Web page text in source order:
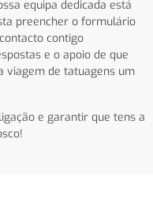
equipa dedicada está
preencher o formulário
contigo
e o apoio de que
viagem de tatuagens um
e garantir que tens a